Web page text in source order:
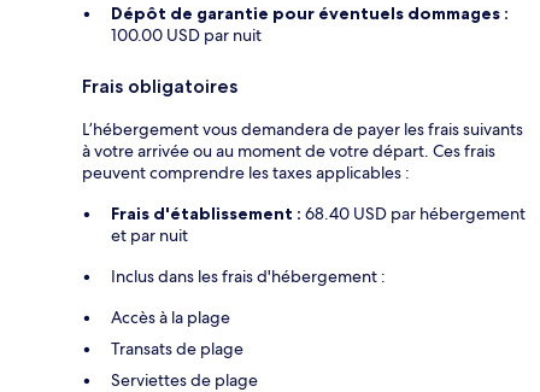
Dépôt de garantie pour éventuels dommages :
100.00 USD par nuit
Frais obligatoires
L’hébergement vous demandera de payer les frais suivants
à votre arrivée ou au moment de votre départ. Ces frais
peuvent comprendre les taxes applicables :
Frais d'établissement : 68.40 USD par hébergement
et par nuit
Inclus dans les frais d'hébergement :
Accès à la plage
Transats de plage
Serviettes de plage